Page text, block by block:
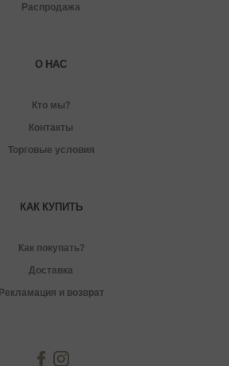
Распродажа
О НАС
Кто мы?
Контакты
Торговые условия
КАК КУПИТЬ
Как покупать?
Доставка
Рекламация и возврат